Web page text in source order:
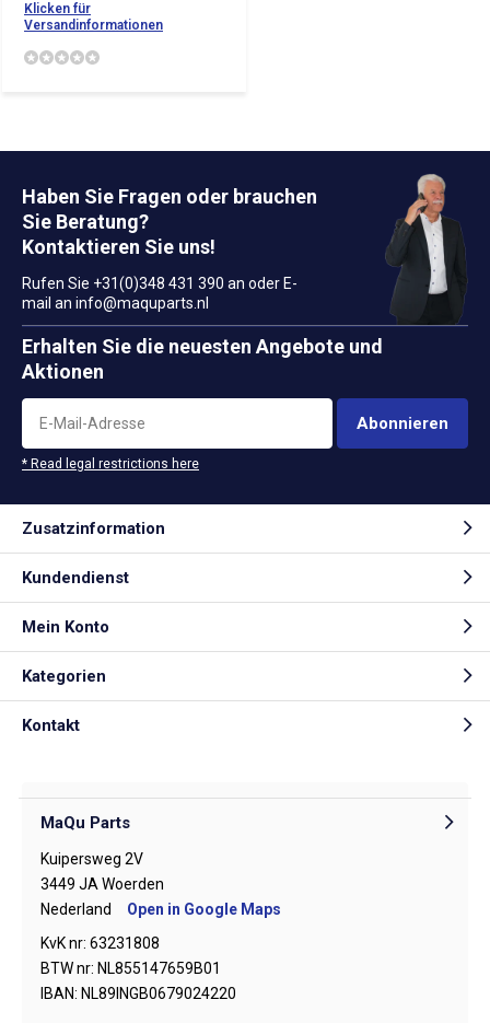
Klicken für
Versandinformationen
Haben Sie Fragen oder brauchen
Sie Beratung?
Kontaktieren Sie uns!
Rufen Sie +31(0)348 431 390 an oder E-
mail an info@maquparts.nl
Erhalten Sie die neuesten Angebote und
Aktionen
Abonnieren
* Read legal restrictions here
Zusatzinformation
Kundendienst
Mein Konto
Kategorien
Kontakt
MaQu Parts
Kuipersweg 2V
3449 JA Woerden
Nederland
Open in Google Maps
KvK nr: 63231808
BTW nr: NL855147659B01
IBAN: NL89INGB0679024220